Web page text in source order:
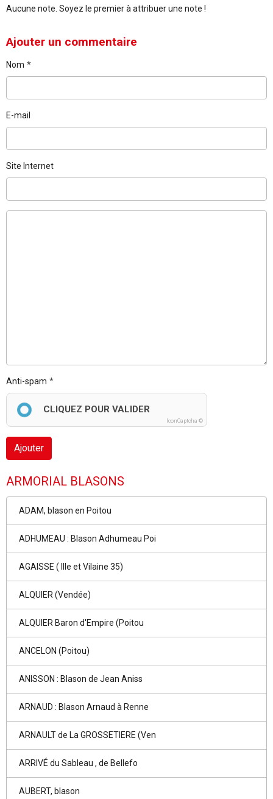
Aucune note. Soyez le premier à attribuer une note !
Ajouter un commentaire
Nom
E-mail
Site Internet
Anti-spam
CLIQUEZ POUR VALIDER
IconCaptcha ©
Ajouter
ARMORIAL BLASONS
ADAM, blason en Poitou
ADHUMEAU : Blason Adhumeau Poi
AGAISSE ( Ille et Vilaine 35)
ALQUIER (Vendée)
ALQUIER Baron d'Empire (Poitou
ANCELON (Poitou)
ANISSON : Blason de Jean Aniss
ARNAUD : Blason Arnaud à Renne
ARNAULT de La GROSSETIERE (Ven
ARRIVÉ du Sableau , de Bellefo
AUBERT, blason